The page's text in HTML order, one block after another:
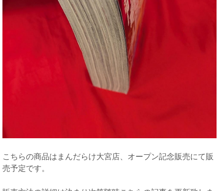
こちらの商品はまんだらけ大宮店、オープン記念販売にて販
売予定です。